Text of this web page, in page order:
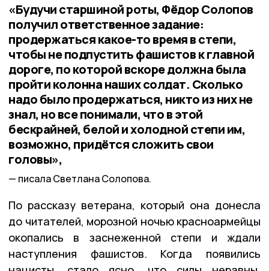
«Будучи старшиной роты, Фёдор Солопов
получил ответственное задание:
продержаться какое-то время в степи,
чтобы не подпустить фашистов к главной
дороге, по которой вскоре должна была
пройти колонна наших солдат. Сколько
надо было продержаться, никто из них не
знал, но все понимали, что в этой
бескрайней, белой и холодной степи им,
возможно, придётся сложить свои
головы»,
писала Светлана Солопова.
По рассказу ветерана, который она донесла
до читателей, морозной ночью красноармейцы
окопались в заснеженной степи и ждали
наступления фашистов. Когда появились